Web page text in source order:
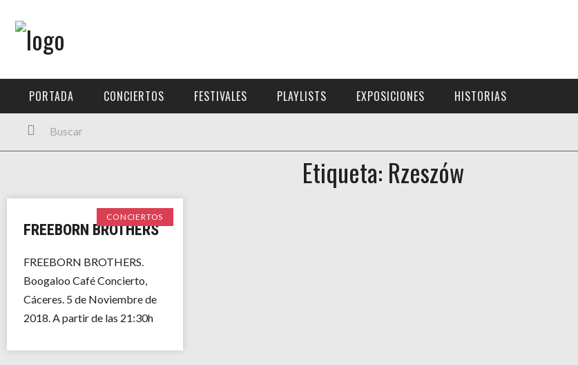
PORTADA
FESTIVALES
HISTORIAS
PORTADA CONCIERTOS FESTIVALES PLAYLISTS EXPOSICIONES HISTORIAS
Etiqueta: Rzeszów
CONCIERTOS
FREEBORN BROTHERS
FREEBORN BROTHERS.
Boogaloo Café Concierto,
Cáceres. 5 de Noviembre de
2018. A partir de las 21:30h